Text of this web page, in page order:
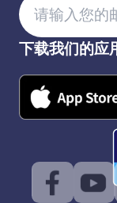
下载我们的应